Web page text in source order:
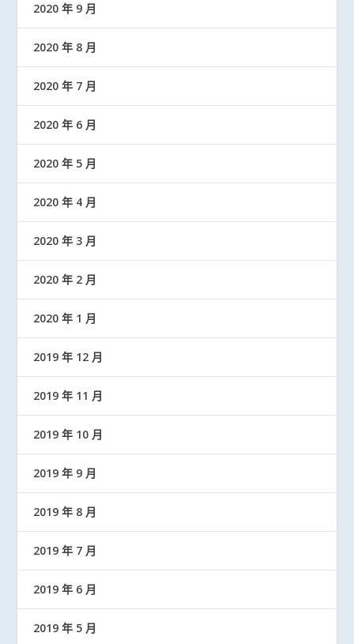
2020 年 9 月
2020 年 8 月
2020 年 7 月
2020 年 6 月
2020 年 5 月
2020 年 4 月
2020 年 3 月
2020 年 2 月
2020 年 1 月
2019 年 12 月
2019 年 11 月
2019 年 10 月
2019 年 9 月
2019 年 8 月
2019 年 7 月
2019 年 6 月
2019 年 5 月